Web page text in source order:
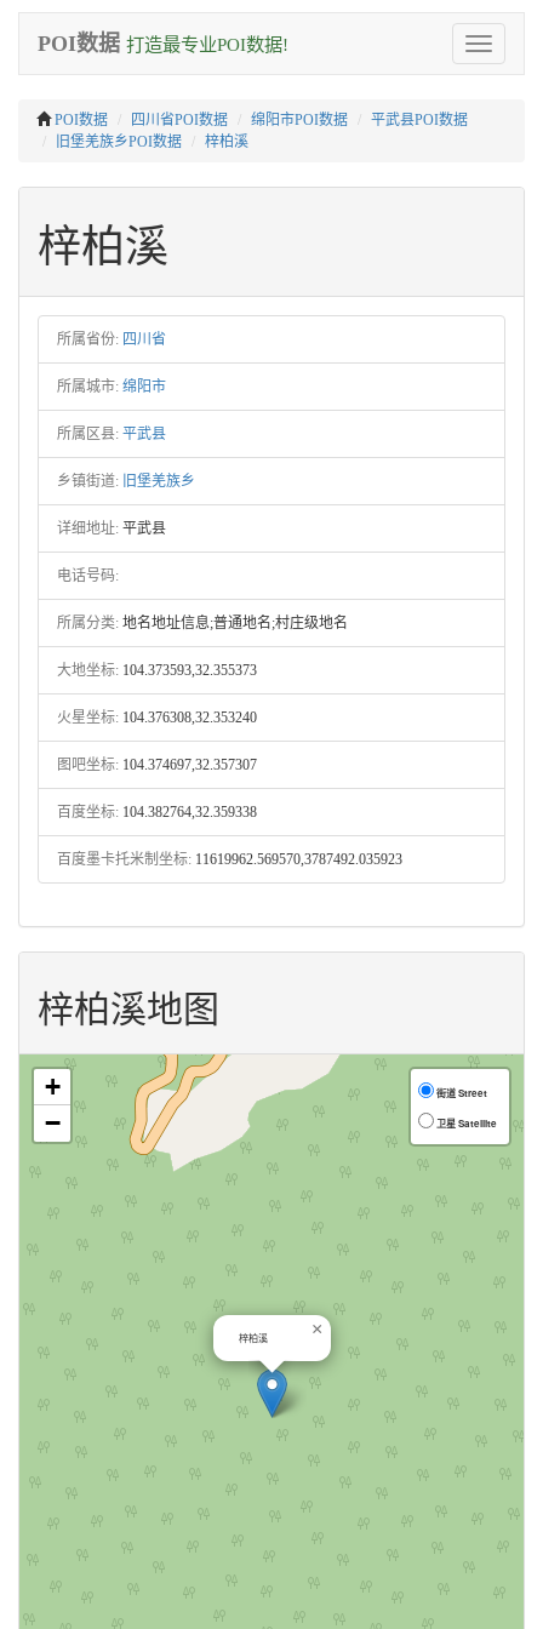
Toggle
navigation
POI数据 打造最专业POI数据!
POI数据 四川省POI数据 绵阳市POI数据
平武县POI数据
旧堡羌族乡POI数据
梓柏溪
梓柏溪
所属省份: 四川省
所属城市: 绵阳市
所属区县: 平武县
乡镇街道: 旧堡羌族乡
详细地址: 平武县
电话号码:
所属分类: 地名地址信息;普通地名;村庄级地名
大地坐标: 104.373593,32.355373
火星坐标: 104.376308,32.353240
图吧坐标: 104.374697,32.357307
百度坐标: 104.382764,32.359338
百度墨卡托米制坐标: 11619962.569570,3787492.035923
梓柏溪地图
梓柏溪 ×
+
−
街道 Street
卫星 Satellite